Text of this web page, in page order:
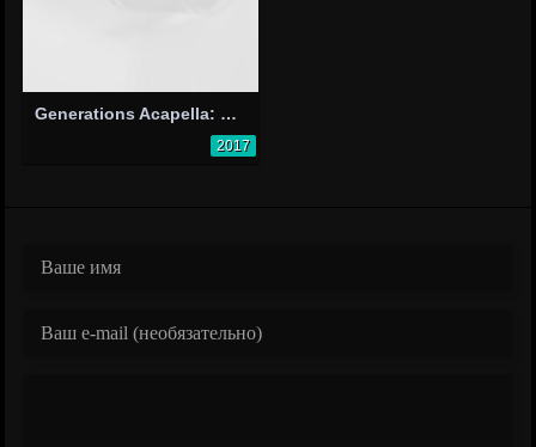
Generations Acapella: Young Ayo'
2017